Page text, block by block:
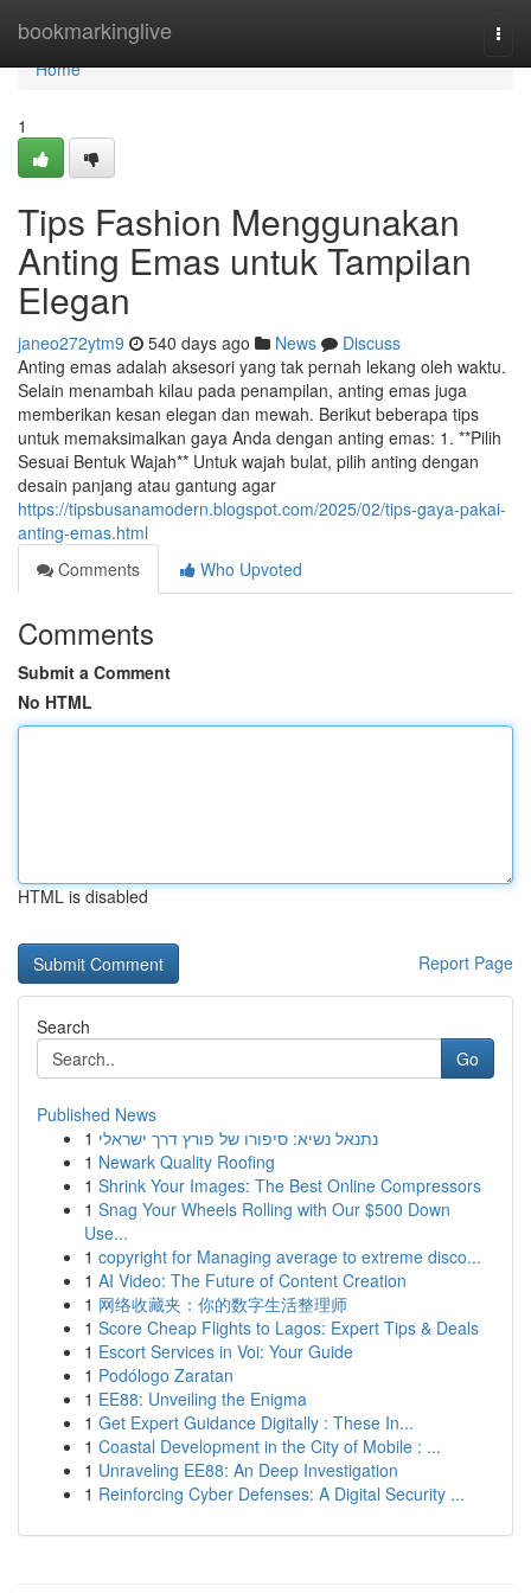
bookmarkinglive
Home
Home
1
Tips Fashion Menggunakan
Anting Emas untuk Tampilan
Elegan
janeo272ytm9 540 days ago News
Discuss
Anting emas adalah aksesori yang tak pernah lekang oleh waktu.
Selain menambah kilau pada penampilan, anting emas juga
memberikan kesan elegan dan mewah. Berikut beberapa tips
untuk memaksimalkan gaya Anda dengan anting emas: 1. **Pilih
Sesuai Bentuk Wajah** Untuk wajah bulat, pilih anting dengan
desain panjang atau gantung agar
https://tipsbusanamodern.blogspot.com/2025/02/tips-gaya-pakai-
anting-emas.html
Comments
Who Upvoted
Comments
Submit a Comment
No HTML
HTML is disabled
Report Page
Search
Go
Published News
1 נתנאל נשיא: סיפורו של פורץ דרך ישראלי
1 Newark Quality Roofing
1 Shrink Your Images: The Best Online Compressors
1 Snag Your Wheels Rolling with Our $500 Down
Use...
1 copyright for Managing average to extreme disco...
1 AI Video: The Future of Content Creation
1 网络收藏夹：你的数字生活整理师
1 Score Cheap Flights to Lagos: Expert Tips & Deals
1 Escort Services in Voi: Your Guide
1 Podólogo Zaratan
1 EE88: Unveiling the Enigma
1 Get Expert Guidance Digitally : These In...
1 Coastal Development in the City of Mobile : ...
1 Unraveling EE88: An Deep Investigation
1 Reinforcing Cyber Defenses: A Digital Security ...